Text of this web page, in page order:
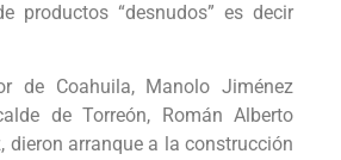
productos “desnudos” es decir
de Coahuila, Manolo Jiménez
de Torreón, Román Alberto
dieron arranque a la construcción